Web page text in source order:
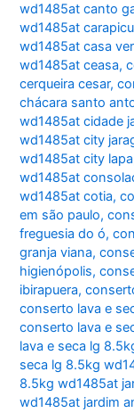
wd1485at canto
wd1485at
wd1485at casa
wd1485at ceasa,
cerqueira cesar,
chácara santo
wd1485at cidade
wd1485at city
wd1485at city lapa
wd1485at
wd1485at cotia,
em são paulo,
freguesia do ó,
granja viana,
higienópolis,
ibirapuera,
conserto lava e
conserto lava e
lava e seca lg
seca lg 8.5kg
8.5kg wd1485at
wd1485at jardim